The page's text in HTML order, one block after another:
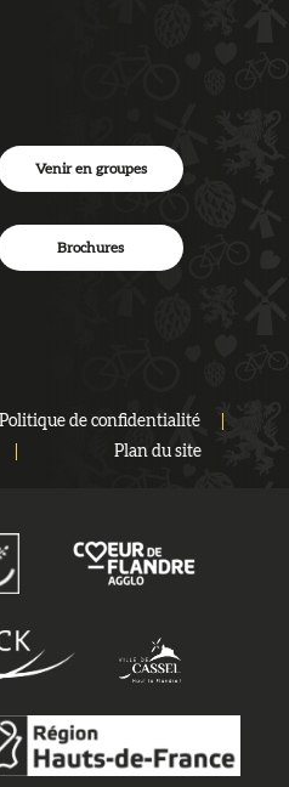
Politique de confidentialité
Plan du site
Venir en groupes
Brochures